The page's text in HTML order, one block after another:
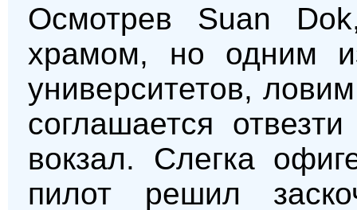
Осмотрев Suan
храмом, но одним
университетов,
соглашается
вокзал. Слегка
пилот решил